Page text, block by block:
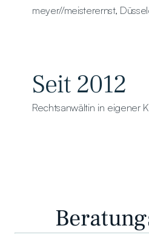
meyer//meisterernst,
Seit 2012
Rechtsanwältin in eigener